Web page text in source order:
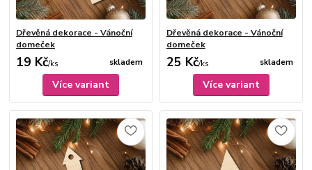
Dřevěná dekorace - Vánoční
domeček
19 Kč/ks skladem
Více variant
Dřevěná dekorace - Vánoční
domeček
25 Kč/ks skladem
Více variant